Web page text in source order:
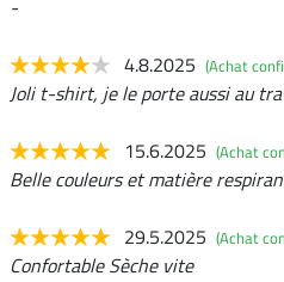
-
4.8.2025 (Achat
Joli t-shirt, je le porte aussi au
15.6.2025 (Achat
Belle couleurs et matière
29.5.2025 (Achat
Confortable Sèche vite